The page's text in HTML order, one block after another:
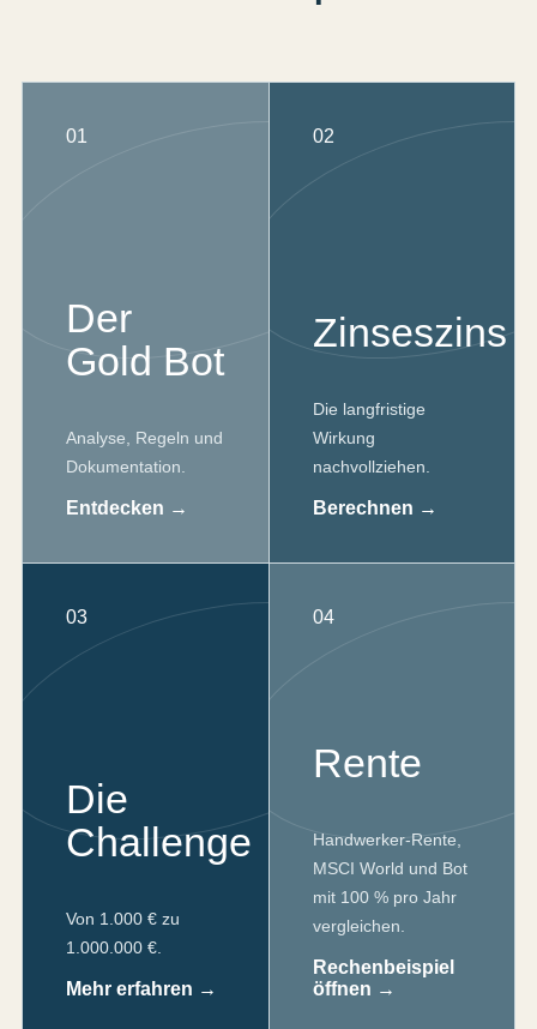
01
Der
Gold Bot
Analyse, Regeln und
Dokumentation.
Entdecken →
02
Zinseszins
Die langfristige
Wirkung
nachvollziehen.
Berechnen →
03
Die
Challenge
Von 1.000 € zu
1.000.000 €.
Mehr erfahren →
04
Rente
Handwerker-Rente,
MSCI World und Bot
mit 100 % pro Jahr
vergleichen.
Rechenbeispiel
öffnen →